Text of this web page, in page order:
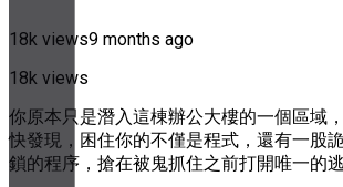
18k views9 months ago
18k views
你原本只是潛入這棟辦公大樓的一個區域
快發現，困住你的不僅是程式，還有一股
鎖的程序，搶在被鬼抓住之前打開唯一的